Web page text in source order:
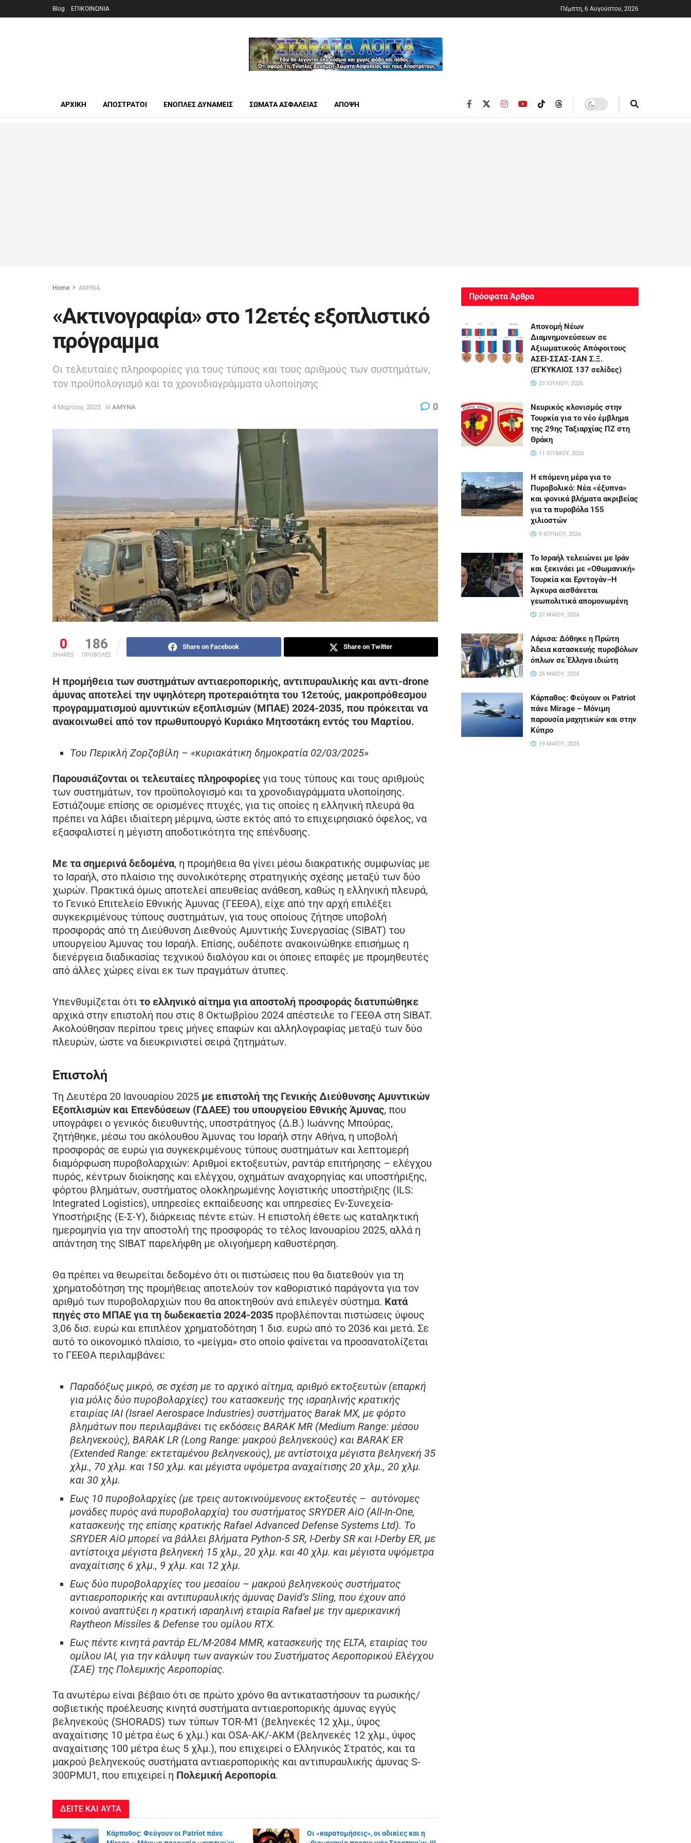
Blog ΕΠΙΚΟΙΝΩΝΙΑ Πέμπτη, 6 Αυγούστου, 2026
ΑΡΧΙΚΉ ΑΠΟΣΤΡΑΤΟΙ ΕΝΟΠΛΕΣ ΔΥΝΑΜΕΙΣ ΣΩΜΑΤΑ ΑΣΦΑΛΕΙΑΣ ΑΠΟΨΗ
Home ΑΜΥΝΑ
«Ακτινογραφία» στο 12ετές εξοπλιστικό
πρόγραμμα
Οι τελευταίες πληροφορίες για τους τύπους και τους αριθμούς των συστημάτων,
τον προϋπολογισμό και τα χρονοδιαγράμματα υλοποίησης
4 Μαρτίου, 2025 in ΑΜΥΝΑ 0
0
SHARES
186
ΠΡΟΒΟΛΕΣ
Share on Facebook Share on Twitter
Η προμήθεια των συστημάτων αντιαεροπορικής, αντιπυραυλικής και αντι-drone
άμυνας αποτελεί την υψηλότερη προτεραιότητα του 12ετούς, μακροπρόθεσμου
προγραμματισμού αμυντικών εξοπλισμών (ΜΠΑΕ) 2024-2035, που πρόκειται να
ανακοινωθεί από τον πρωθυπουργό Κυριάκο Μητσοτάκη εντός του Μαρτίου.
Του Περικλή Ζορζοβίλη – «κυριακάτικη δημοκρατία 02/03/2025»
Παρουσιάζονται οι τελευταίες πληροφορίες για τους τύπους και τους αριθμούς
των συστημάτων, τον προϋπολογισμό και τα χρονοδιαγράμματα υλοποίησης.
Εστιάζουμε επίσης σε ορισμένες πτυχές, για τις οποίες η ελληνική πλευρά θα
πρέπει να λάβει ιδιαίτερη μέριμνα, ώστε εκτός από το επιχειρησιακό όφελος, να
εξασφαλιστεί η μέγιστη αποδοτικότητα της επένδυσης.
Με τα σημερινά δεδομένα, η προμήθεια θα γίνει μέσω διακρατικής συμφωνίας με
το Ισραήλ, στο πλαίσιο της συνολικότερης στρατηγικής σχέσης μεταξύ των δύο
χωρών. Πρακτικά όμως αποτελεί απευθείας ανάθεση, καθώς η ελληνική πλευρά,
το Γενικό Επιτελείο Εθνικής Άμυνας (ΓΕΕΘΑ), είχε από την αρχή επιλέξει
συγκεκριμένους τύπους συστημάτων, για τους οποίους ζήτησε υποβολή
προσφοράς από τη Διεύθυνση Διεθνούς Αμυντικής Συνεργασίας (SIBAT) του
υπουργείου Άμυνας του Ισραήλ. Επίσης, ουδέποτε ανακοινώθηκε επισήμως η
διενέργεια διαδικασίας τεχνικού διαλόγου και οι όποιες επαφές με προμηθευτές
από άλλες χώρες είναι εκ των πραγμάτων άτυπες.
Υπενθυμίζεται ότι το ελληνικό αίτημα για αποστολή προσφοράς διατυπώθηκε
αρχικά στην επιστολή που στις 8 Οκτωβρίου 2024 απέστειλε το ΓΕΕΘΑ στη SIBAT.
Ακολούθησαν περίπου τρεις μήνες επαφών και αλληλογραφίας μεταξύ των δύο
πλευρών, ώστε να διευκρινιστεί σειρά ζητημάτων.
Επιστολή
Τη Δευτέρα 20 Ιανουαρίου 2025 με επιστολή της Γενικής Διεύθυνσης Αμυντικών
Εξοπλισμών και Επενδύσεων (ΓΔΑΕΕ) του υπουργείου Εθνικής Άμυνας, που
υπογράφει ο γενικός διευθυντής, υποστράτηγος (Δ.Β.) Ιωάννης Μπούρας,
ζητήθηκε, μέσω του ακόλουθου Άμυνας του Ισραήλ στην Αθήνα, η υποβολή
προσφοράς σε ευρώ για συγκεκριμένους τύπους συστημάτων και λεπτομερή
διαμόρφωση πυροβολαρχιών: Αριθμoί εκτοξευτών, ραντάρ επιτήρησης – ελέγχου
πυρός, κέντρων διοίκησης και ελέγχου, οχημάτων αναχορηγίας και υποστήριξης,
φόρτου βλημάτων, συστήματος ολοκληρωμένης λογιστικής υποστήριξης (ILS:
Integrated Logistics), υπηρεσίες εκπαίδευσης και υπηρεσίες Εν-Συνεχεία-
Υποστήριξης (Ε-Σ-Υ), διάρκειας πέντε ετών. Η επιστολή έθετε ως καταληκτική
ημερομηνία για την αποστολή της προσφοράς το τέλος Ιανουαρίου 2025, αλλά η
απάντηση της SIBAT παρελήφθη με ολιγοήμερη καθυστέρηση.
Θα πρέπει να θεωρείται δεδομένο ότι οι πιστώσεις που θα διατεθούν για τη
χρηματοδότηση της προμήθειας αποτελούν τον καθοριστικό παράγοντα για τον
αριθμό των πυροβολαρχιών που θα αποκτηθούν ανά επιλεγέν σύστημα. Κατά
πηγές στο ΜΠΑΕ για τη δωδεκαετία 2024-2035 προβλέπονται πιστώσεις ύψους
3,06 δισ. ευρώ και επιπλέον χρηματοδότηση 1 δισ. ευρώ από το 2036 και μετά. Σε
αυτό το οικονομικό πλαίσιο, το «μείγμα» στο οποίο φαίνεται να προσανατολίζεται
το ΓΕΕΘΑ περιλαμβάνει:
Παραδόξως μικρό, σε σχέση με το αρχικό αίτημα, αριθμό εκτοξευτών (επαρκή
για μόλις δύο πυροβολαρχίες) του κατασκευής της ισραηλινής κρατικής
εταιρίας IAI (Israel Aerospace Industries) συστήματος Barak MX, με φόρτο
βλημάτων που περιλαμβάνει τις εκδόσεις BARAK MR (Medium Range: μέσου
βεληνεκούς), BARAK LR (Long Range: μακρού βεληνεκούς) και BARAK ER
(Extended Range: εκτεταμένου βεληνεκούς), με αντίστοιχα μέγιστα βεληνεκή 35
χλμ., 70 χλμ. και 150 χλμ. και μέγιστα υψόμετρα αναχαίτισης 20 χλμ., 20 χλμ.
και 30 χλμ.
Εως 10 πυροβολαρχίες (με τρεις αυτοκινούμενους εκτοξευτές – αυτόνομες
μονάδες πυρός ανά πυροβολαρχία) του συστήματος SRYDER AiO (All-Ιn-One,
κατασκευής της επίσης κρατικής Rafael Advanced Defense Systems Ltd). Το
SRYDER AiO μπορεί να βάλλει βλήματα Python-5 SR, I-Derby SR και I-Derby ER, με
αντίστοιχα μέγιστα βεληνεκή 15 χλμ., 20 χλμ. και 40 χλμ. και μέγιστα υψόμετρα
αναχαίτισης 6 χλμ., 9 χλμ. και 12 χλμ.
Εως δύο πυροβολαρχίες του μεσαίου – μακρού βεληνεκούς συστήματος
αντιαεροπορικής και αντιπυραυλικής άμυνας David’s Sling, που έχουν από
κοινού αναπτύξει η κρατική ισραηλινή εταιρία Rafael με την αμερικανική
Raytheon Missiles & Defense του ομίλου RTX.
Εως πέντε κινητά ραντάρ EL/M-2084 MMR, κατασκευής της ELTA, εταιρίας του
ομίλου IAI, για την κάλυψη των αναγκών του Συστήματος Αεροπορικού Ελέγχου
(ΣΑΕ) της Πολεμικής Αεροπορίας.
Τα ανωτέρω είναι βέβαιο ότι σε πρώτο χρόνο θα αντικαταστήσουν τα ρωσικής/
σοβιετικής προέλευσης κινητά συστήματα αντιαεροπορικής άμυνας εγγύς
βεληνεκούς (SHORADS) των τύπων TOR-M1 (βεληνεκές 12 χλμ., ύψος
αναχαίτισης 10 μέτρα έως 6 χλμ.) και OSA-AK/-AKM (βεληνεκές 12 χλμ., ύψος
αναχαίτισης 100 μέτρα έως 5 χλμ.), που επιχειρεί ο Ελληνικός Στρατός, και τα
μακρού βεληνεκούς συστήματα αντιαεροπορικής και αντιπυραυλικής άμυνας S-
300PMU1, που επιχειρεί η Πολεμική Αεροπορία.
ΔΕΙΤΕ ΚΑΙ ΑΥΤΑ
Κάρπαθος: Φεύγουν οι Patriot πάνε
Οι «καρατομήσεις», οι αδικίες και η
Πρόσφατα Άρθρα
Απονομή Νέων
Διαμνημονεύσεων σε
Αξιωματικούς Απόφοιτους
ΑΣΕΙ-ΣΣΑΣ-ΣΑΝ Σ.Ξ.
(ΕΓΚΥΚΛΙΟΣ 137 σελίδες)
23 ΙΟΥΛΊΟΥ, 2026
Νευρικός κλονισμός στην
Τουρκία για το νέο έμβλημα
της 29ης Ταξιαρχίας ΠΖ στη
Θράκη
11 ΙΟΥΝΊΟΥ, 2026
Η επόμενη μέρα για το
Πυροβολικό: Νέα «έξυπνα»
και φονικά βλήματα ακριβείας
για τα πυροβόλα 155
χιλιοστών
9 ΙΟΥΝΊΟΥ, 2026
Το Ισραήλ τελειώνει με Ιράν
και ξεκινάει με «Οθωμανική»
Τουρκία και Ερντογάν–Η
Άγκυρα αισθάνεται
γεωπολιτικά απομονωμένη
27 ΜΑΪ́ΟΥ, 2026
Λάρισα: Δόθηκε η Πρώτη
Άδεια κατασκευής πυροβόλων
όπλων σε Έλληνα ιδιώτη
26 ΜΑΪ́ΟΥ, 2026
Κάρπαθος: Φεύγουν οι Patriot
πάνε Mirage – Μόνιμη
παρουσία μαχητικών και στην
Κύπρο
19 ΜΑΪ́ΟΥ, 2026